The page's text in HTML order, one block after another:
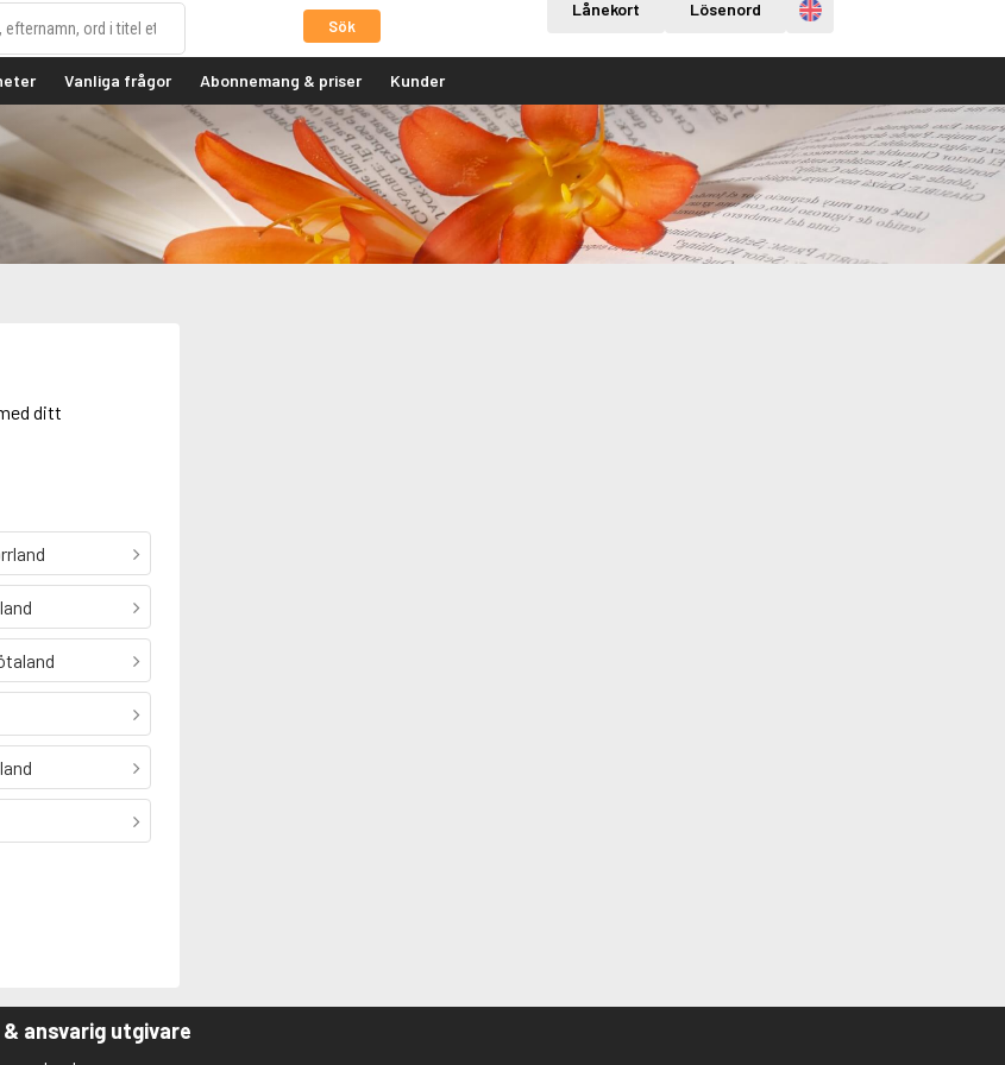
Sök
Lånekort Lösenord Engelska
Vanliga frågor Abonnemang & priser Kunder
ditt
ansvarig utgivare